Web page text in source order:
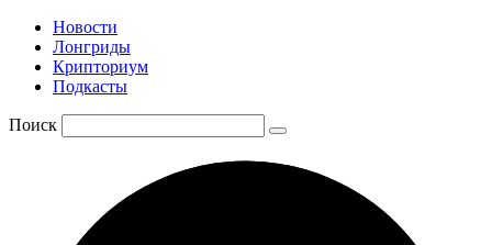
Новости
Лонгриды
Крипториум
Подкасты
Поиск